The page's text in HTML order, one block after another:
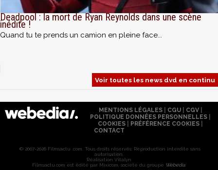
Deadpool : la mort de Ryan Reynolds dans une scène
inédite !
Quand tu te prends un camion en pleine face...
Voir toutes les news dvd en continu
MENTIONS LÉGALES| CGU| CGV|
POLITIQUE DONNÉES PERSONNELLES
COOKIES
PRÉFÉRENCE COOKIES
CONTACT
© 2007-2026 Filmsactu .com. Tous droits réservés. Reproduction interdite sans
autorisation.
Réalisation Vitalyn
Filmsactu.com est édité par Mixicom, société du groupe Webedia.